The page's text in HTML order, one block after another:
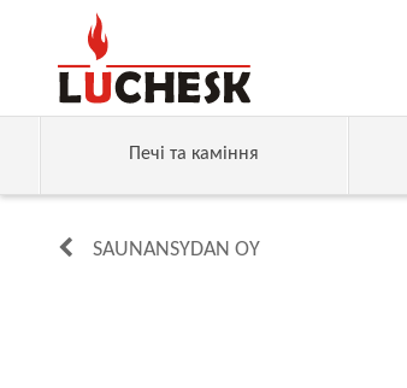
Печі та каміння
SAUNANSYDAN OY